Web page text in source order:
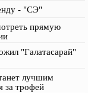
- "СЭ"
прямую
"Галатасарай"
лучшим
за трофей